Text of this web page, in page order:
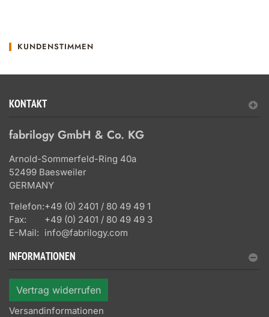
KUNDENSTIMMEN
KONTAKT
fabrilogy GmbH & Co. KG
Arnold-Sommerfeld-Ring 40a
52499 Baesweiler
GERMANY
Telefon:+49 (0) 2401 / 80 49 49 1
Fax:
+49 (0) 2401 / 80 49 49 3
E-Mail: info@fabrilogy.com
INFORMATIONEN
Vertrag widerrufen
Versandinformationen